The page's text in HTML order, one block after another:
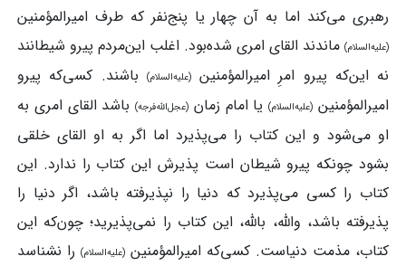
رهبری می‌کند اما به آن چهار یا پنج‌نفر که طرف امیرالمؤمنین
(علیه‌السلام) ماندند القای امری شده‌بود. اغلب این‌مردم پیرو شیطانند
نه این‌که پیرو امرِ امیرالمؤمنین(علیه‌السلام)
باشند. کسی‌که پیرو
امیرالمؤمنین (علیه‌السلام)یا امام زمان (عجل‌الله‌فرجه)باشد القای امری به
او می‌شود و این کتاب را می‌پذیرد اما اگر به او القای خلقی
بشود چونکه پیرو شیطان است پذیرش این کتاب را ندارد. این
کتاب را کسی می‌پذیرد که دنیا را نپذیرفته باشد، اگر دنیا را
پذیرفته باشد، والله، بالله، این کتاب را نمی‌پذیرید؛ چون‌که این
کتاب، مذمت دنیاست. کسی‌که امیرالمؤمنین (علیه‌السلام) را نشناسد